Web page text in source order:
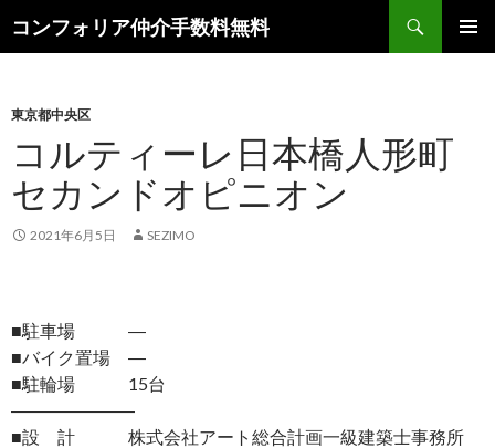
コンフォリア仲介手数料無料
索
ン
へ
ス
キ
ッ
東京都中央区
コルティーレ日本橋人形町
セカンドオピニオン
2021年6月5日 SEZIMO
■駐車場 ―
■バイク置場 ―
■駐輪場 15台
―――――――
■設 計 株式会社アート総合計画一級建築士事務所